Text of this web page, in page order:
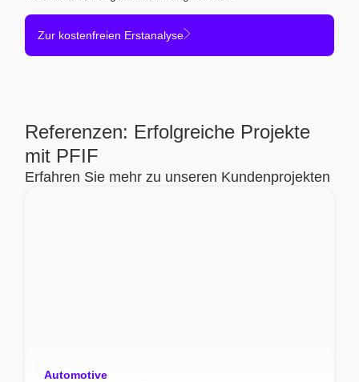
Zur kostenfreien Erstanalyse
Referenzen: Erfolgreiche Projekte
mit PFIF
Erfahren Sie mehr zu unseren Kundenprojekten
Automotive